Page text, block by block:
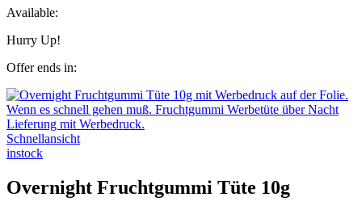
Available:
Hurry Up!
Offer ends in:
Schnellansicht
instock
Overnight Fruchtgummi Tüte 10g